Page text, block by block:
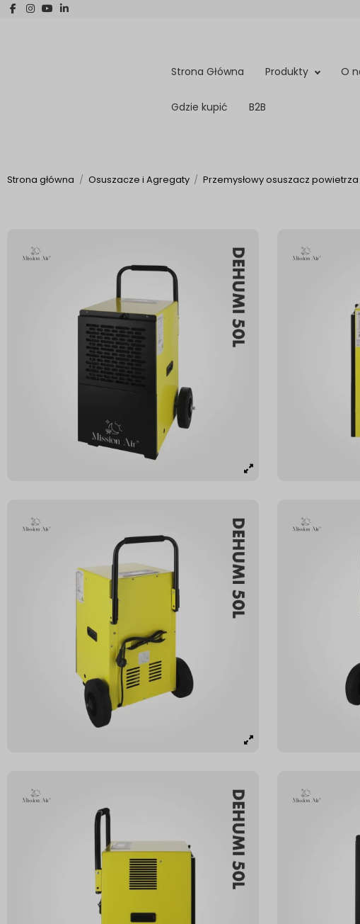
Strona Główna Produkty O
Gdzie kupić B2B
Strona główna Osuszacze i Agregaty Przemysłowy osuszacz powietrza